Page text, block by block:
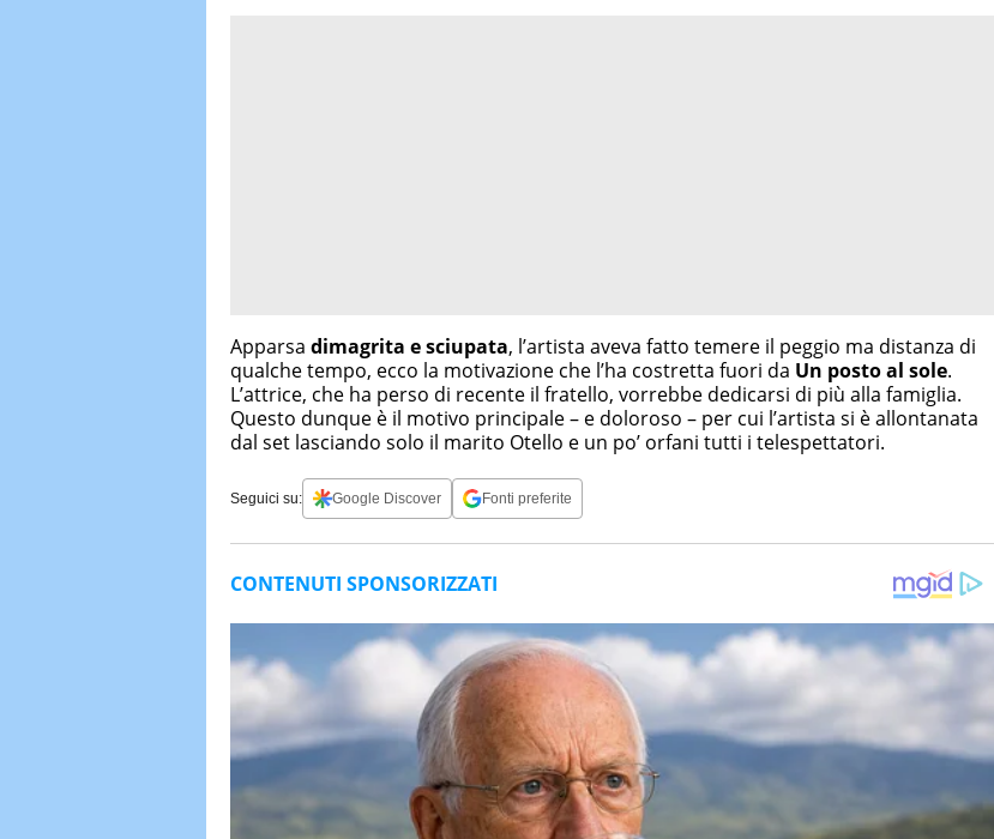
Apparsa dimagrita e sciupata, l’artista aveva fatto temere il peggio ma distanza di
qualche tempo, ecco la motivazione che l’ha costretta fuori da Un posto al sole.
L’attrice, che ha perso di recente il fratello, vorrebbe dedicarsi di più alla famiglia.
Questo dunque è il motivo principale – e doloroso – per cui l’artista si è allontanata
dal set lasciando solo il marito Otello e un po’ orfani tutti i telespettatori.
Seguici su: Google Discover Fonti preferite